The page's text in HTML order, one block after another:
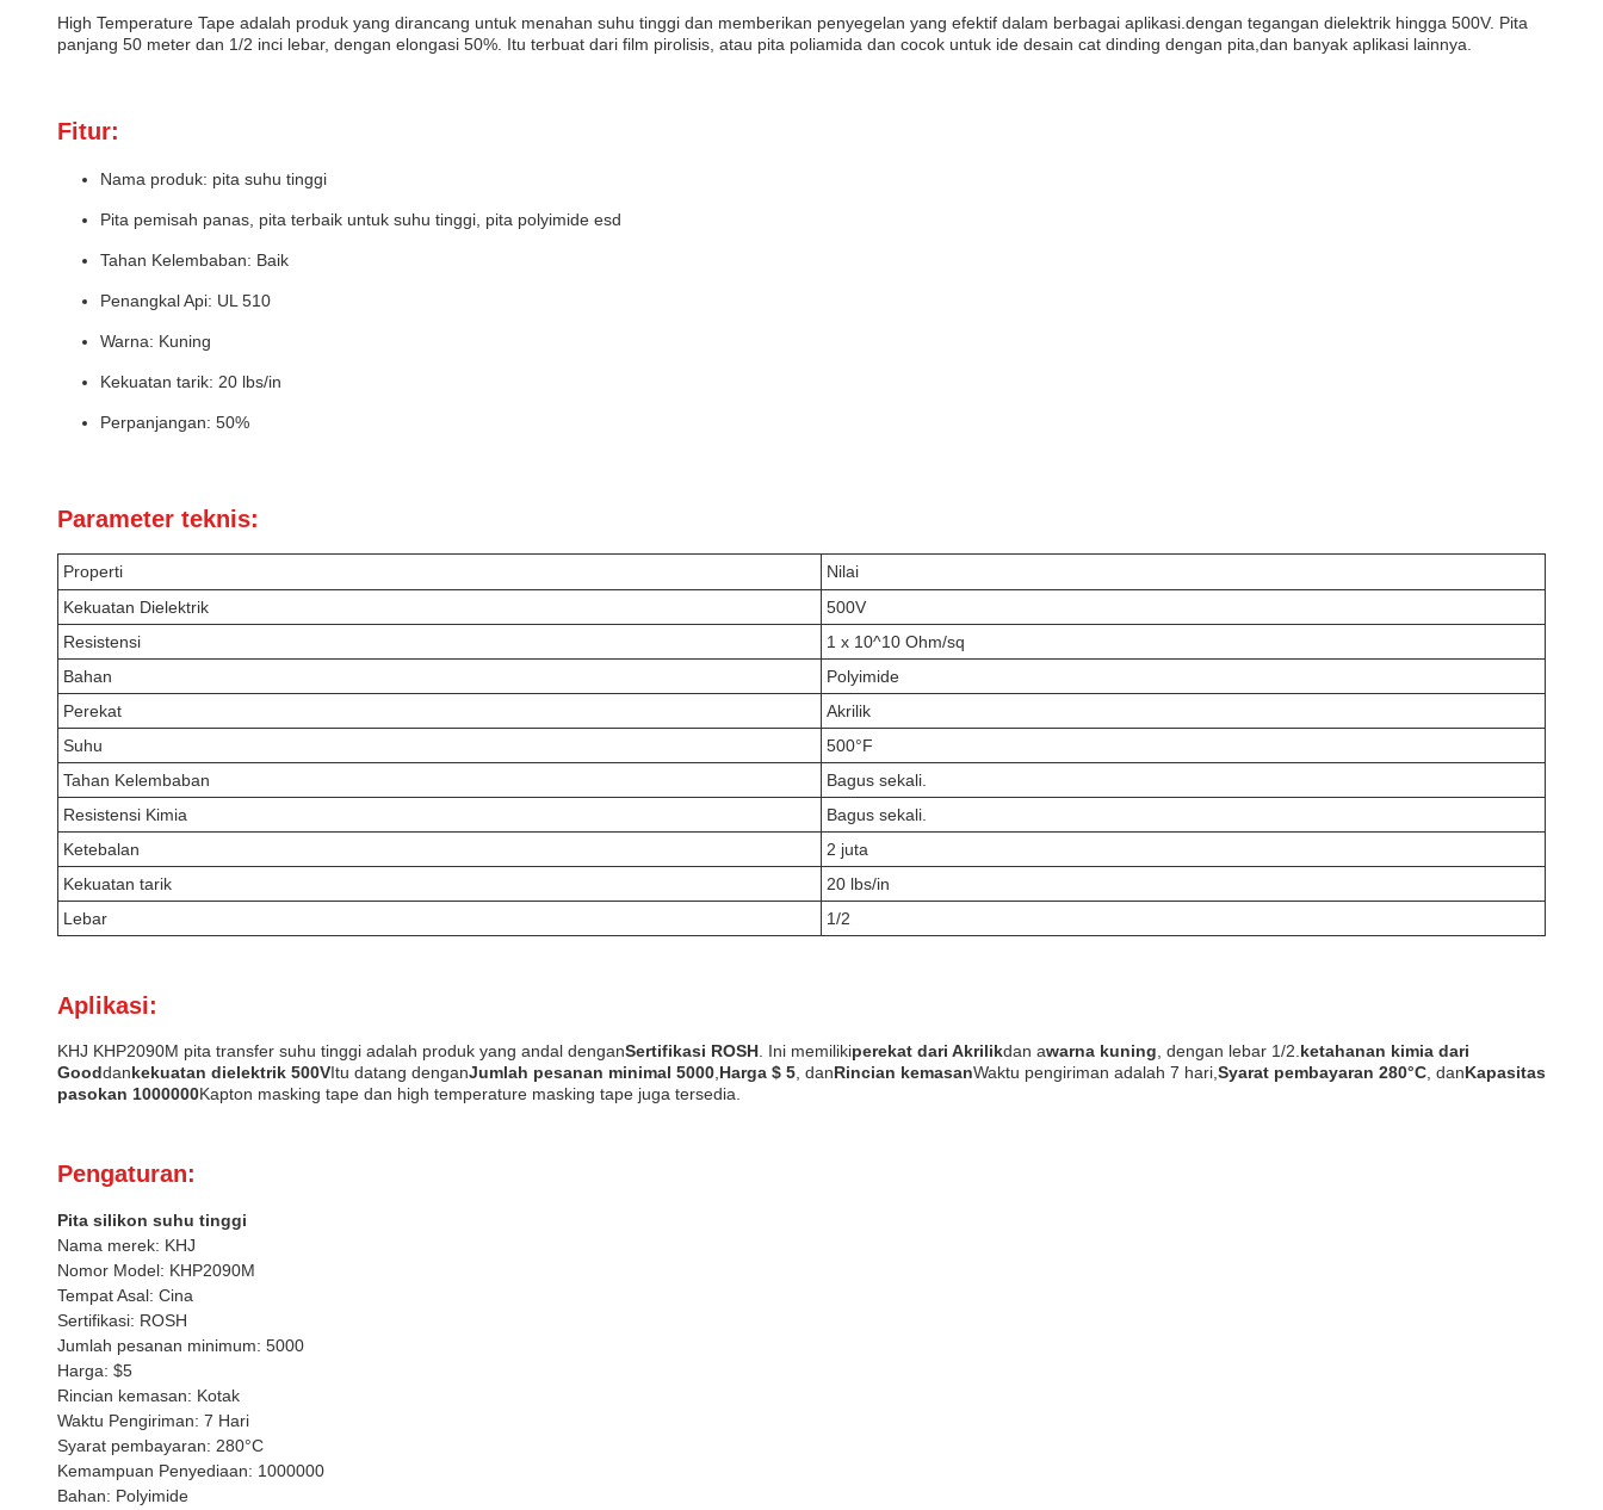
High Temperature Tape adalah produk yang dirancang untuk menahan suhu tinggi dan memberikan penyegelan yang efektif dalam berbagai aplikasi.dengan tegangan dielektrik hingga 500V. Pita
panjang 50 meter dan 1/2 inci lebar, dengan elongasi 50%. Itu terbuat dari film pirolisis, atau pita poliamida dan cocok untuk ide desain cat dinding dengan pita,dan banyak aplikasi lainnya.
Fitur:
Nama produk: pita suhu tinggi
Pita pemisah panas, pita terbaik untuk suhu tinggi, pita polyimide esd
Tahan Kelembaban: Baik
Penangkal Api: UL 510
Warna: Kuning
Kekuatan tarik: 20 lbs/in
Perpanjangan: 50%
Parameter teknis:
Properti
Nilai
Kekuatan Dielektrik
500V
Resistensi
1 x 10^10 Ohm/sq
Bahan
Polyimide
Perekat
Akrilik
Suhu
500°F
Tahan Kelembaban
Bagus sekali.
Resistensi Kimia
Bagus sekali.
Ketebalan
2 juta
Kekuatan tarik
20 lbs/in
Lebar
1/2
Aplikasi:
KHJ KHP2090M pita transfer suhu tinggi adalah produk yang andal denganSertifikasi ROSH . Ini memilikiperekat dari Akrilikdan awarna kuning , dengan lebar 1/2. ketahanan kimia dari
Gooddankekuatan dielektrik 500VItu datang denganJumlah pesanan minimal 5000 Harga $ 5 , danRincian kemasanWaktu pengiriman adalah 7 hari, Syarat pembayaran 280°C , danKapasitas
pasokan 1000000Kapton masking tape dan high temperature masking tape juga tersedia.
Pengaturan:
Pita silikon suhu tinggi
Nama merek: KHJ
Nomor Model: KHP2090M
Tempat Asal: Cina
Sertifikasi: ROSH
Jumlah pesanan minimum: 5000
Harga: $5
Rincian kemasan: Kotak
Waktu Pengiriman: 7 Hari
Syarat pembayaran: 280°C
Kemampuan Penyediaan: 1000000
Bahan: Polyimide